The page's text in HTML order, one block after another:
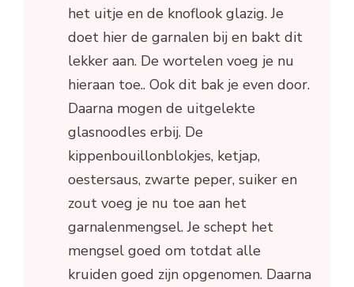
het uitje en de knoflook glazig. Je
doet hier de garnalen bij en bakt dit
lekker aan. De wortelen voeg je nu
hieraan toe.. Ook dit bak je even door.
Daarna mogen de uitgelekte
glasnoodles erbij. De
kippenbouillonblokjes, ketjap,
oestersaus, zwarte peper, suiker en
zout voeg je nu toe aan het
garnalenmengsel. Je schept het
mengsel goed om totdat alle
kruiden goed zijn opgenomen. Daarna